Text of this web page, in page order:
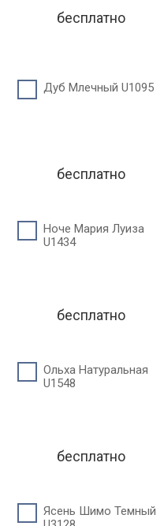
бесплатно
Дуб Млечный U1095
бесплатно
Ноче Мария Луиза
U1434
бесплатно
Ольха Натуральная
U1548
бесплатно
Ясень Шимо Темный